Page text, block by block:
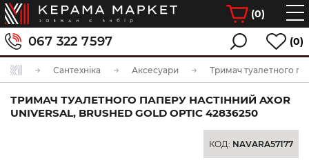
(0)
067 322 7597 (0)
Сантехніка Аксесуари Тримач туалетного
ТРИМАЧ ТУАЛЕТНОГО ПАПЕРУ НАСТІННИЙ AXOR
UNIVERSAL, BRUSHED GOLD OPTIC 42836250
КОД: NAVARA57177